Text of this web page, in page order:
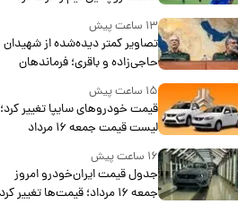
۱۳ ساعت پیش
تصاویر کمتر دیده‌شده از شهیدان
حاجی‌زاده و باقری؛ فرماندهان
شهید هوافضای ایران
۱۵ ساعت پیش
قیمت خودروهای سایپا تغییر کرد؛
لیست قیمت جمعه ۱۶ مرداد
منتشر شد
۱۶ ساعت پیش
جدول قیمت ایران‌خودرو امروز
جمعه ۱۶ مرداد؛ قیمت‌ها تغییر کرد